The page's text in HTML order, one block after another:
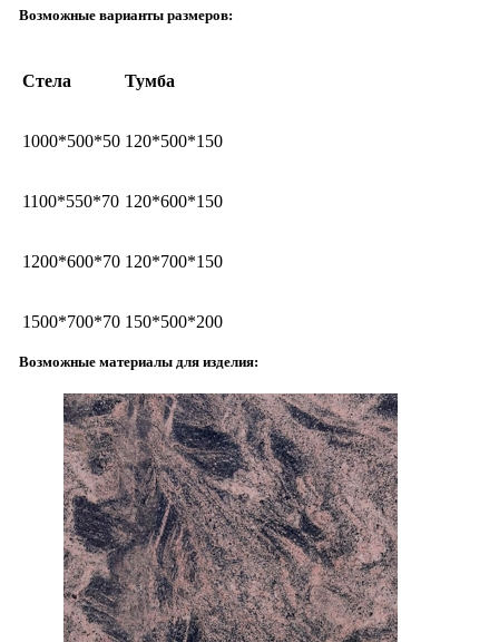
Возможные варианты размеров:
Стела Тумба
1000*500*50 120*500*150
1100*550*70 120*600*150
1200*600*70 120*700*150
1500*700*70 150*500*200
Возможные материалы для изделия: